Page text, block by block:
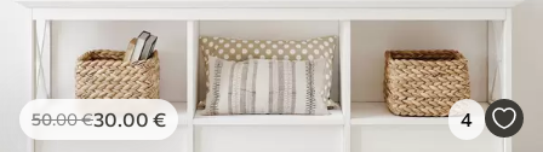
50.00€30.00 € 4